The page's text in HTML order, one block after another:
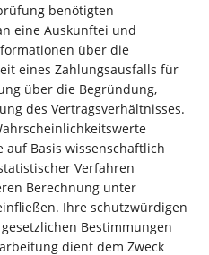
benötigten
eine Auskunftei und
über die
eines Zahlungsausfalls für
über die Begründung,
des Vertragsverhältnisses.
auf Basis wissenschaftlich
Verfahren
Berechnung unter
Ihre schutzwürdigen
Bestimmungen
dient dem Zweck